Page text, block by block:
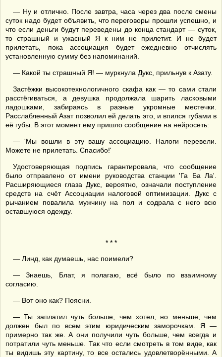
— Ну и отлично. После завтра, часа через два после смены
суток надо будет объявить, что переговоры прошли успешно, и
что если деньги будут переведены до конца стандарт — суток,
то страшный и ужасный Я к ним не прилетит. И не будет
прилетать, пока ассоциация будет ежедневно отчислять
установленную сумму без напоминаний.
— Какой ты страшный Я! — муркнула Дукс, прильнув к Азату.
Застёжки высокотехнологичного скафа как — то сами стали
расстёгиваться, а девушка продолжала шарить ласковыми
ладошками, забираясь в разные укромные местечки.
Расслабленный Азат позволил ей делать это, и впился губами в
её губы. В этот момент ему пришло сообщение на нейросеть:
— 'Мы вошли в эту вашу ассоциацию. Налоги перевели.
Можете не прилетать. Спасибо!'
Удостоверяющая подпись гарантировала, что сообщение
было отправлено от имени руководства станции 'Га Ба Ла'.
Расширяющиеся глаза Дукс, вероятно, означали поступление
средств на счёт Ассоциации налоговой оптимизации. Дукс с
рычанием повалила мужчину на пол и содрала с него всю
оставшуюся одежду.
* * *
— Линд, как думаешь, нас поимели?
— Знаешь, Блат, я полагаю, всё было по взаимному
согласию.
— Вот оно как? Поясни.
— Ты заплатил чуть больше, чем хотел, но меньше, чем
должен был по всем этим юридическим заморочкам. Я —
примерно так же. А они получили чуть больше, чем всегда и
потратили чуть меньше. Так что если смотреть в том виде, как
ты видишь эту картину, то все остались удовлетворёнными. А